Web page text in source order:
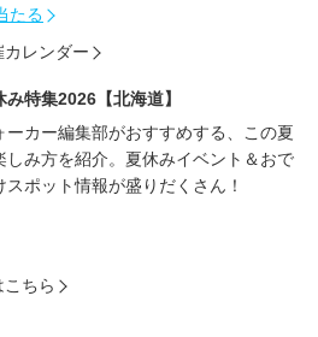
たる
レンダー
み特集2026【北海道】
ーカー編集部がおすすめする、この夏
しみ方を紹介。夏休みイベント＆おで
スポット情報が盛りだくさん！
ちら